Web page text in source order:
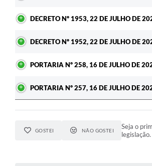
DECRETO Nº 1953, 22 DE JULHO DE
DECRETO Nº 1952, 22 DE JULHO DE
PORTARIA Nº 258, 16 DE JULHO DE
PORTARIA Nº 257, 16 DE JULHO DE
GOSTEI NÃO GOSTEI
Seja o
legislação.